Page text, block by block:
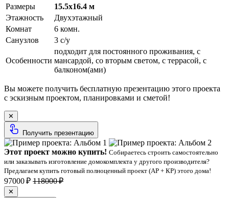
Размеры
15.5х16.4 м
Этажность
Двухэтажный
Комнат
6 комн.
Санузлов
3 с/у
Особенности
подходит для постоянного проживания, с
мансардой, со вторым светом, с террасой, с
балконом(ами)
Вы можете получить бесплатную презентацию этого проекта
с эскизным проектом, планировками и сметой!
✕
Получить презентацию
Этот проект можно купить! Собираетесь строить самостоятельно
или заказывать изготовление домокомплекта у другого производителя?
Предлагаем купить готовый полноценный проект (АР + КР) этого дома!
97000 ₽ 118000 ₽
✕